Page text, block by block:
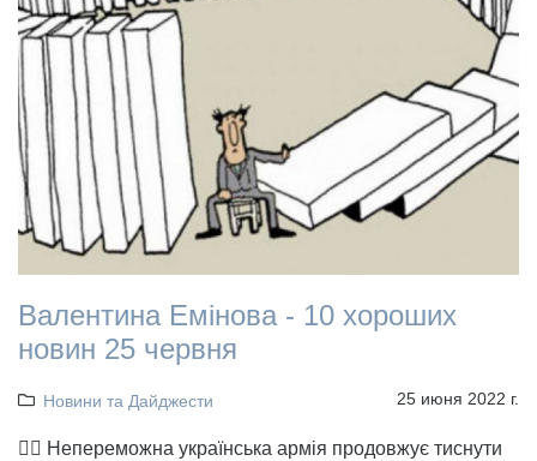
Валентина Емінова - 10 хороших
новин 25 червня
Новини та Дайджести 25 июня 2022 г.
👉🏻 Непереможна українська армія продовжує тиснути